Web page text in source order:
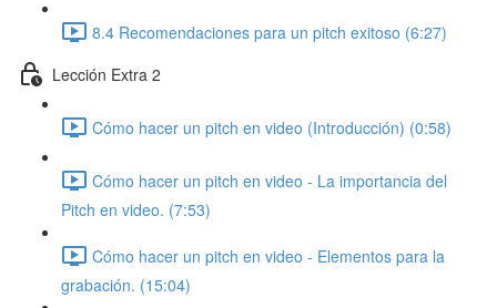
8.4 Recomendaciones para un pitch exitoso (6:27)
Lección Extra 2
Cómo hacer un pitch en video (Introducción) (0:58)
Cómo hacer un pitch en video - La importancia del
Pitch en video. (7:53)
Cómo hacer un pitch en video - Elementos para la
grabación. (15:04)